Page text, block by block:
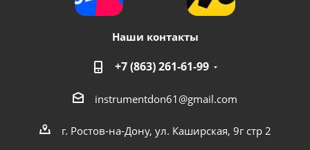
Наши контакты
+7 (863) 261-61-99
instrumentdon61@gmail.com
г. Ростов-на-Дону, ул. Каширская, 9г стр 2